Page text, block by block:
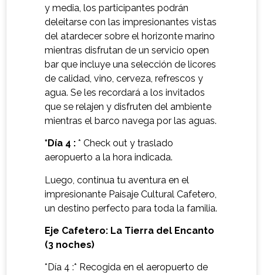
y media, los participantes podrán
deleitarse con las impresionantes vistas
del atardecer sobre el horizonte marino
mientras disfrutan de un servicio open
bar que incluye una selección de licores
de calidad, vino, cerveza, refrescos y
agua. Se les recordará a los invitados
que se relajen y disfruten del ambiente
mientras el barco navega por las aguas.
*Día 4 : * Check out y traslado
aeropuerto a la hora indicada.
Luego, continua tu aventura en el
impresionante Paisaje Cultural Cafetero,
un destino perfecto para toda la familia.
Eje Cafetero: La Tierra del Encanto
(3 noches)
*Día 4 :* Recogida en el aeropuerto de